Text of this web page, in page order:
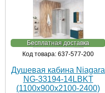
Бесплатная доставка
Код товара: 637-577-200
Душевая кабина Niagara
NG-33194-14LBKT
(1100х900х2100-2400)